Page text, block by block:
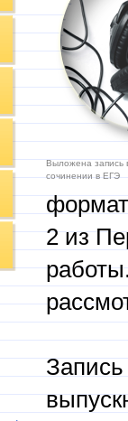
Выложена запись
сочинении в ЕГЭ
2 из
Запись